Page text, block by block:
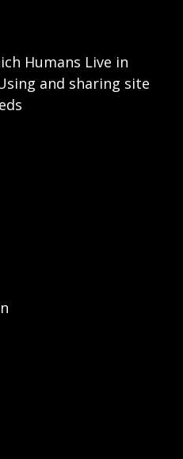
Humans Live in
and sharing site